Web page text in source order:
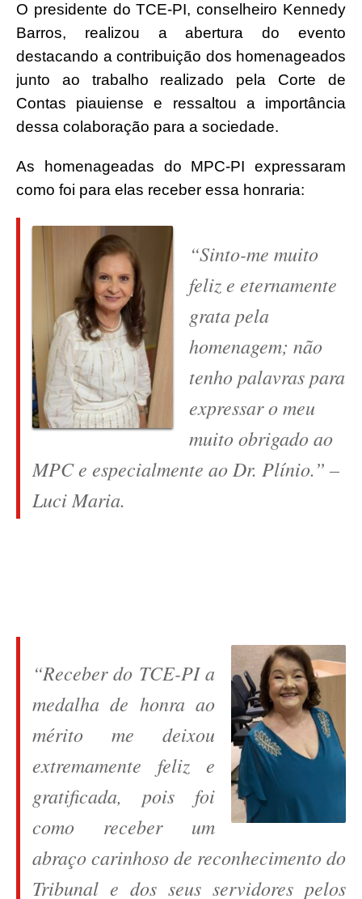
O presidente do TCE-PI, conselheiro Kennedy
Barros, realizou a abertura do evento
destacando a contribuição dos homenageados
junto ao trabalho realizado pela Corte de
Contas piauiense e ressaltou a importância
dessa colaboração para a sociedade.
As homenageadas do MPC-PI expressaram
como foi para elas receber essa honraria:
“Sinto-me muito
feliz e eternamente
grata pela
homenagem; não
tenho palavras para
expressar o meu
muito obrigado ao
MPC e especialmente ao Dr. Plínio.” –
Luci Maria.
“Receber do TCE-PI a
medalha de honra ao
mérito me deixou
extremamente feliz e
gratificada, pois foi
como receber um
abraço carinhoso de reconhecimento do
Tribunal e dos seus servidores pelos